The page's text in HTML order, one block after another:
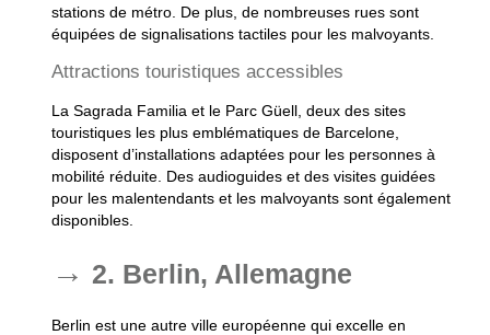
stations de métro. De plus, de nombreuses rues sont
équipées de signalisations tactiles pour les malvoyants.
Attractions touristiques accessibles
La Sagrada Familia et le Parc Güell, deux des sites
touristiques les plus emblématiques de Barcelone,
disposent d’installations adaptées pour les personnes à
mobilité réduite. Des audioguides et des visites guidées
pour les malentendants et les malvoyants sont également
disponibles.
2. Berlin, Allemagne
Berlin est une autre ville européenne qui excelle en